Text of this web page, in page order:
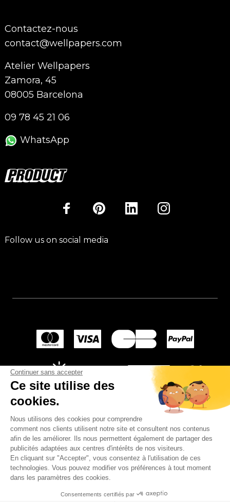
Continuer sans accepter
Ce site utilise des
cookies.
Nous utilisons des cookies pour comprendre
comment nos clients utilisent notre site et consultent nos contenus
afin de les améliorer. Ils nous permettent également de partager des
publicités adaptées aux centres d'intérêts de nos visiteurs.
En cliquant sur "Accepter", vous consentez à l'utilisation de ces
technologies. Vous pouvez modifier vos préférences à tout moment
dans les paramètres des cookies.
Consentements certifiés par
Contactez-nous
contact@wellpapers.com
Atelier Wellpapers
Zamora, 45
08005 Barcelona
09 78 45 21 06
WhatsApp
Follow us on social media
© 2024Wellpapers.